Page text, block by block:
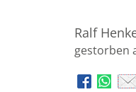
Ralf
gestorben